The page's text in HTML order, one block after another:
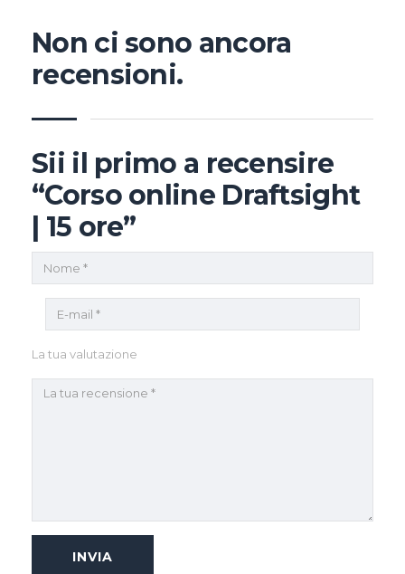
Non ci sono ancora
recensioni.
Sii il primo a recensire
“Corso online Draftsight
| 15 ore”
La tua valutazione